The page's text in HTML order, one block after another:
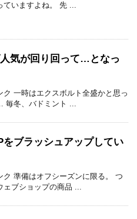
ていますよね。 先 ...
気が回り回って…となっ
ク 一時はエクスボルト全盛かと思っ
毎冬、バドミント ...
をブラッシュアップしてい
ク 準備はオフシーズンに限る。 つ
ェブショップの商品 ...